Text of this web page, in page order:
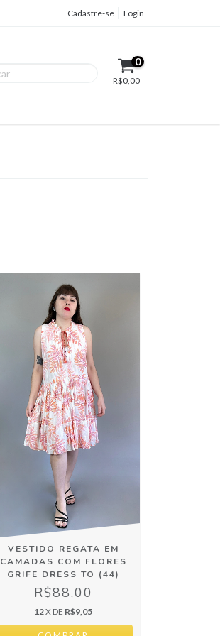
Cadastre-se Login
0
R$0,00
VESTIDO REGATA EM
CAMADAS COM FLORES
GRIFE DRESS TO (44)
R$88,00
12X DE R$9,05